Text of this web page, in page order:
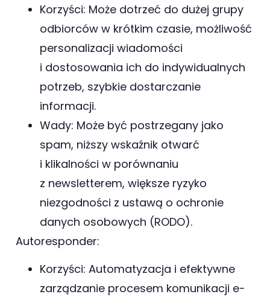
Korzyści: Może dotrzeć do dużej grupy
odbiorców w krótkim czasie, możliwość
personalizacji wiadomości
i dostosowania ich do indywidualnych
potrzeb, szybkie dostarczanie
informacji.
Wady: Może być postrzegany jako
spam, niższy wskaźnik otwarć
i klikalności w porównaniu
z newsletterem, większe ryzyko
niezgodności z ustawą o ochronie
danych osobowych (RODO).
Autoresponder:
Korzyści: Automatyzacja i efektywne
zarządzanie procesem komunikacji e-